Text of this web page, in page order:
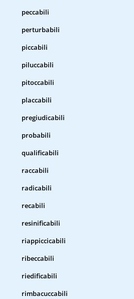
peccabili
perturbabili
piccabili
piluccabili
pitoccabili
placcabili
pregiudicabili
probabili
qualificabili
raccabili
radicabili
recabili
resinificabili
riappiccicabili
ribeccabili
riedificabili
rimbacuccabili